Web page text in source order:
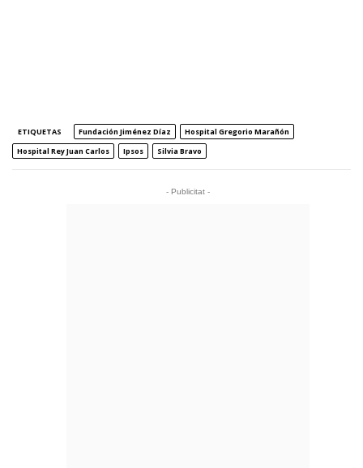
ETIQUETAS Fundación Jiménez Díaz
Hospital Gregorio Marañón
Hospital Rey Juan Carlos
Ipsos Silvia Bravo
- Publicitat -